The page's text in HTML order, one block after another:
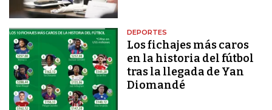
DEPORTES
Los fichajes más caros
en la historia del fútbol
tras la llegada de Yan
Diomandé